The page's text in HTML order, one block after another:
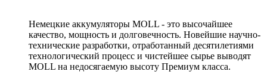
Немецкие аккумуляторы MOLL - это высочайшее
качество, мощность и долговечность. Новейшие научно-
технические разработки, отработанный десятилетиями
технологический процесс и чистейшее сырье выводят
MOLL на недосягаемую высоту Премиум класса.